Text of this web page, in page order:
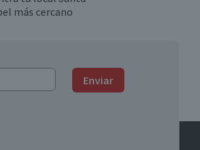
tienen un efecto
pisos, repisas, la cocina,
más cercano
Enviar